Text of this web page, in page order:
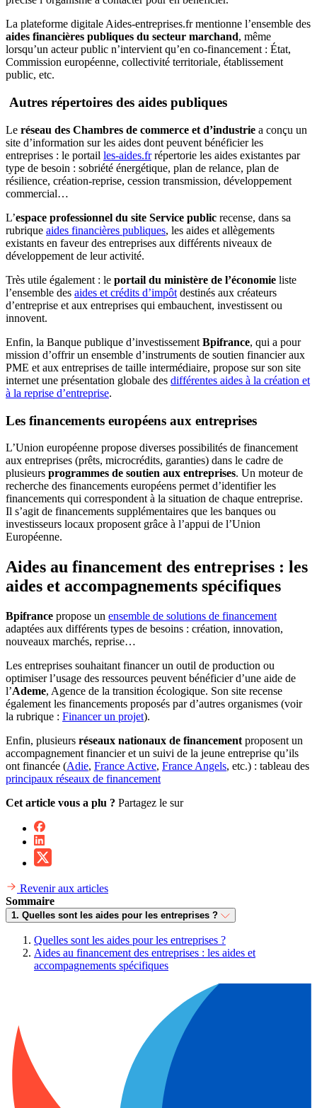
La plateforme digitale Aides-entreprises.fr mentionne l’ensemble des
aides financières publiques du secteur marchand, même
lorsqu’un acteur public n’intervient qu’en co-financement : État,
Commission européenne, collectivité territoriale, établissement
public, etc.
Autres répertoires des aides publiques
Le réseau des Chambres de commerce et d’industrie a conçu un
site d’information sur les aides dont peuvent bénéficier les
entreprises : le portail les-aides.frrépertorie les aides existantes par
type de besoin : sobriété énergétique, plan de relance, plan de
résilience, création-reprise, cession transmission, développement
commercial…
L’espace professionnel du site Service public recense, dans sa
rubrique aides financières publiques, les aides et allègements
existants en faveur des entreprises aux différents niveaux de
développement de leur activité.
Très utile également : le portail du ministère de l’économie liste
l’ensemble des aides et crédits d’impôt destinés aux créateurs
d’entreprise et aux entreprises qui embauchent, investissent ou
innovent.
Enfin, la Banque publique d’investissement Bpifrance, qui a pour
mission d’offrir un ensemble d’instruments de soutien financier aux
PME et aux entreprises de taille intermédiaire, propose sur son site
internet une présentation globale des différentes aides à la création et
à la reprise d’entreprise.
Les financements européens aux entreprises
L’Union européenne propose diverses possibilités de financement
aux entreprises (prêts, microcrédits, garanties) dans le cadre de
plusieurs programmes de soutien aux entreprises. Un moteur de
recherche des financements européens permet d’identifier les
financements qui correspondent à la situation de chaque entreprise.
Il s’agit de financements supplémentaires que les banques ou
investisseurs locaux proposent grâce à l’appui de l’Union
Européenne.
Aides au financement des entreprises : les
aides et accompagnements spécifiques
Bpifrance propose un ensemble de solutions de financement
adaptées aux différents types de besoins : création, innovation,
nouveaux marchés, reprise…
Les entreprises souhaitant financer un outil de production ou
optimiser l’usage des ressources peuvent bénéficier d’une aide de
l’Ademe, Agence de la transition écologique. Son site recense
également les financements proposés par d’autres organismes (voir
la rubrique : Financer un projet).
Enfin, plusieurs réseaux nationaux de financement proposent un
accompagnement financier et un suivi de la jeune entreprise qu’ils
ont financée (Adie, France Active, France Angels, etc.) : tableau des
principaux réseaux de financement
Cet article vous a plu ? Partagez le sur
Revenir aux articles
Sommaire
1. Quelles sont les aides pour les entreprises ?
Quelles sont les aides pour les entreprises ?
Aides au financement des entreprises : les aides et
accompagnements spécifiques